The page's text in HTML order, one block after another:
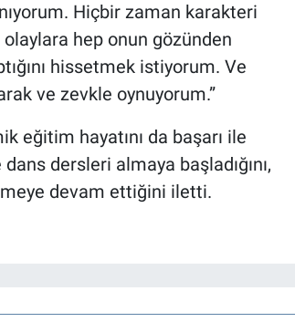
Hiçbir zaman karakteri
olaylara hep onun gözünden
hissetmek istiyorum. Ve
ve zevkle oynuyorum.”
eğitim hayatını da başarı ile
dersleri almaya başladığını,
devam ettiğini iletti.